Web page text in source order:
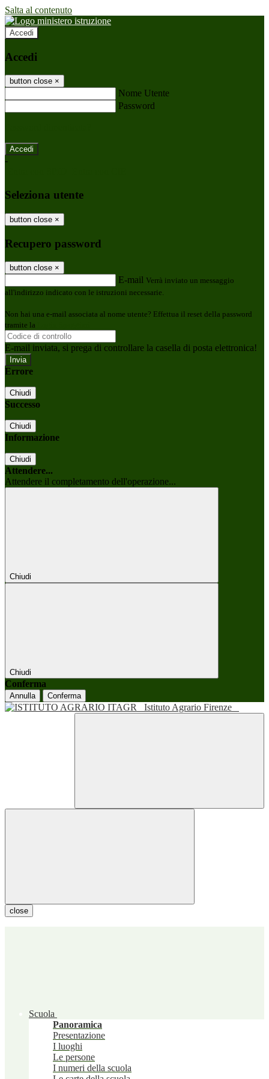
Salta al contenuto
Accedi
Accedi
button close ×
Nome Utente
Password
-
Seleziona utente
button close ×
Recupero password
button close ×
E-mail Verrà inviato un messaggio
all'indirizzo indicato con le istruzioni necessarie.
Non hai una e-mail associata al nome utente? Effettua il reset della password
tramite la
E-mail inviata, si prega di controllare la casella di posta elettronica!
Errore
Chiudi
Successo
Chiudi
Informazione
Chiudi
Attendere...
Attendere il completamento dell'operazione...
Chiudi
Chiudi
Conferma
Annulla Conferma
Istituto Agrario Firenze
close
Scuola
Panoramica
Presentazione
I luoghi
Le persone
I numeri della scuola